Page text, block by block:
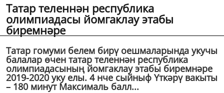
Татар теленнән республика
олимпиадасы йомгаклау этабы
биремнәре
Татар гомуми белем бирү оешмаларында укучы
балалар өчен татар теленнән республика
олимпиадасының йомгаклау этабы биремнәре
2019-2020 уку елы. 4 нче сыйныф Үткәрү вакыты
– 180 минут Максималь балл...